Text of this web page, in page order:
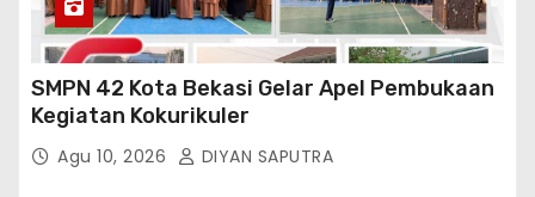
SMPN 42 Kota Bekasi Gelar Apel Pembukaan
Kegiatan Kokurikuler
Agu 10, 2026 DIYAN SAPUTRA